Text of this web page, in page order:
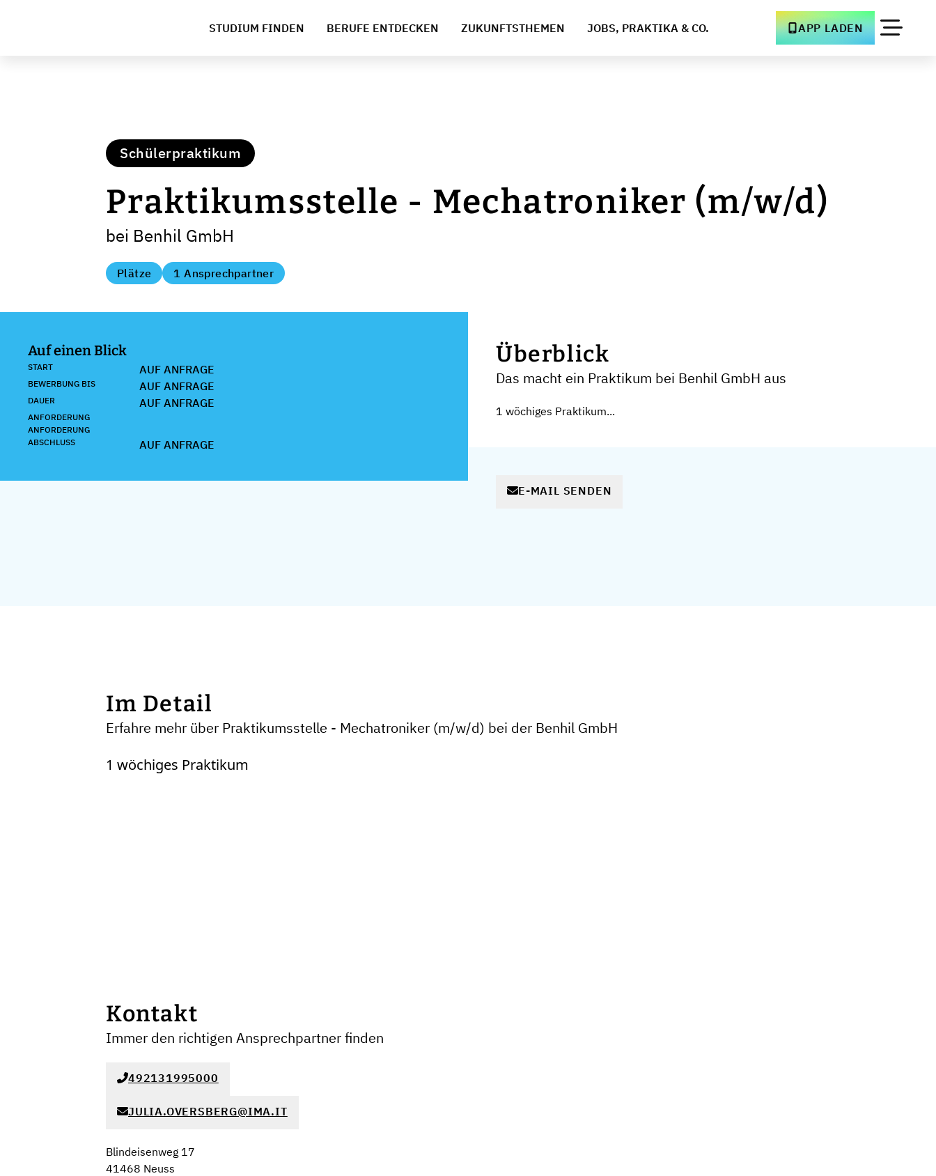
STUDIUM FINDEN BERUFE ENTDECKEN ZUKUNFTSTHEMEN JOBS, PRAKTIKA & CO. APP LADEN
Schülerpraktikum
Praktikumsstelle - Mechatroniker (m/w/d)
bei Benhil GmbH
Plätze 1 Ansprechpartner
Auf einen Blick
START AUF ANFRAGE
BEWERBUNG BIS AUF ANFRAGE
DAUER AUF ANFRAGE
ANFORDERUNG
ANFORDERUNG
ABSCHLUSS
AUF ANFRAGE
Überblick
Das macht ein Praktikum bei Benhil GmbH aus
1 wöchiges Praktikum...
E-MAIL SENDEN
Im Detail
Erfahre mehr über Praktikumsstelle - Mechatroniker (m/w/d) bei der Benhil GmbH
1 wöchiges Praktikum
Kontakt
Immer den richtigen Ansprechpartner finden
492131995000
JULIA.OVERSBERG@IMA.IT
Blindeisenweg 17
41468 Neuss